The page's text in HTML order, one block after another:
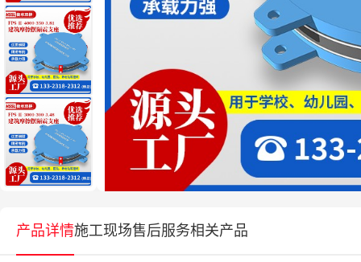
产品详情施工现场售后服务相关产品